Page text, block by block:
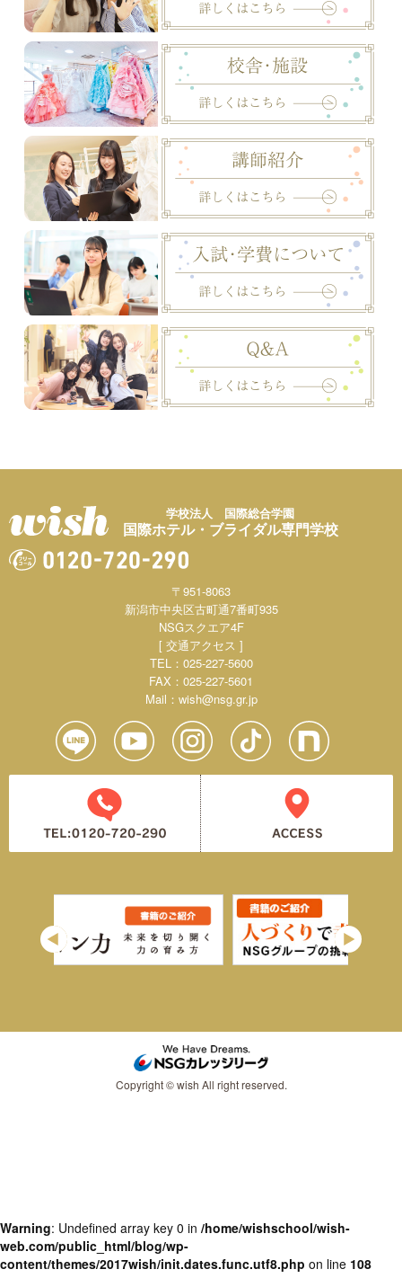
学校法人 国際総合学園
国際ホテル・ブライダル専門学校
〒951-8063
新潟市中央区古町通7番町935
NSGスクエア4F
[ 交通アクセス ]
TEL：025-227-5600
FAX：025-227-5601
Mail： wish@nsg.gr.jp
Copyright © wish All right reserved.
Warning: Undefined array key 0 in /home/wishschool/wish-
web.com/public_html/blog/wp-
content/themes/2017wish/init.dates.func.utf8.php on line 108